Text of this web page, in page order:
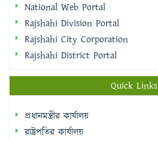
National Web Portal
Rajshahi Division Portal
Rajshahi City Corporation
Rajshahi District Portal
Quick Links
প্রধানমন্ত্রীর কার্যালয়
রাষ্ট্রপতির কার্যালয়